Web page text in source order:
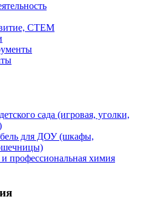
СТЕМ
сада (игровая, уголки,
для ДОУ (шкафы,
профессиональная химия